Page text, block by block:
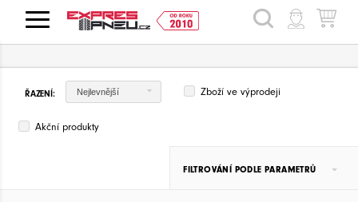
HLEDAT
ŘAZENÍ: Nejlevnější Zboží ve výprodeji
Akční produkty
FILTROVÁNÍ PODLE PARAMETRŮ